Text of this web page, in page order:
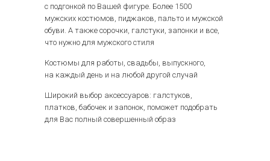
с подгонкой по Вашей фигуре. Более 1500
мужских костюмов, пиджаков, пальто и мужской
обуви. А также сорочки, галстуки, запонки и все,
что нужно для мужского стиля
Костюмы для работы, свадьбы, выпускного,
на каждый день и на любой другой случай
Широкий выбор аксессуаров: галстуков,
платков, бабочек и запонок, поможет подобрать
для Вас полный совершенный образ